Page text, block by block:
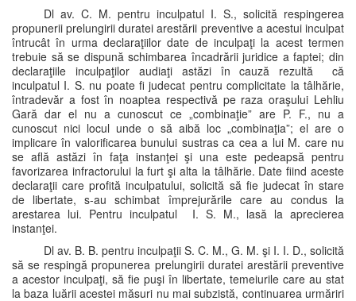
Dl av. C. M. pentru inculpatul I. S., solicită respingerea
propunerii prelungirii duratei arestării preventive a acestui inculpat
întrucât în urma declaraţiilor date de inculpaţi la acest termen
trebuie să se dispună schimbarea încadrării juridice a faptei; din
declaraţiile inculpaţilor audiaţi astăzi în cauză rezultă că
inculpatul I. S. nu poate fi judecat pentru complicitate la tâlhărie,
întradevăr a fost în noaptea respectivă pe raza oraşului Lehliu
Gară dar el nu a cunoscut ce „combinaţie” are P. F., nu a
cunoscut nici locul unde o să aibă loc „combinaţia”; el are o
implicare în valorificarea bunului sustras ca cea a lui M. care nu
se află astăzi în faţa instanţei şi una este pedeapsă pentru
favorizarea infractorului la furt şi alta la tâlhărie. Date fiind aceste
declaraţii care profită inculpatului, solicită să fie judecat în stare
de libertate, s-au schimbat împrejurările care au condus la
arestarea lui. Pentru inculpatul I. S. M., lasă la aprecierea
instanţei.
Dl av. B. B. pentru inculpaţii S. C. M., G. M. şi I. I. D., solicită
să se respingă propunerea prelungirii duratei arestării preventive
a acestor inculpaţi, să fie puşi în libertate, temeiurile care au stat
la baza luării acestei măsuri nu mai subzistă, continuarea urmăriri